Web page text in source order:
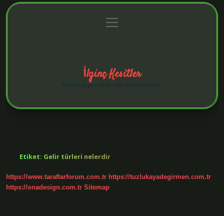
Gizlilik Politikası
menüyü
aç
İlginç Kesitler
Etiket: Gelir türleri nelerdir
https://www.taraftarforum.com.tr https://tuzlukayadegirmen.com.tr
https://onadesign.com.tr Sitemap